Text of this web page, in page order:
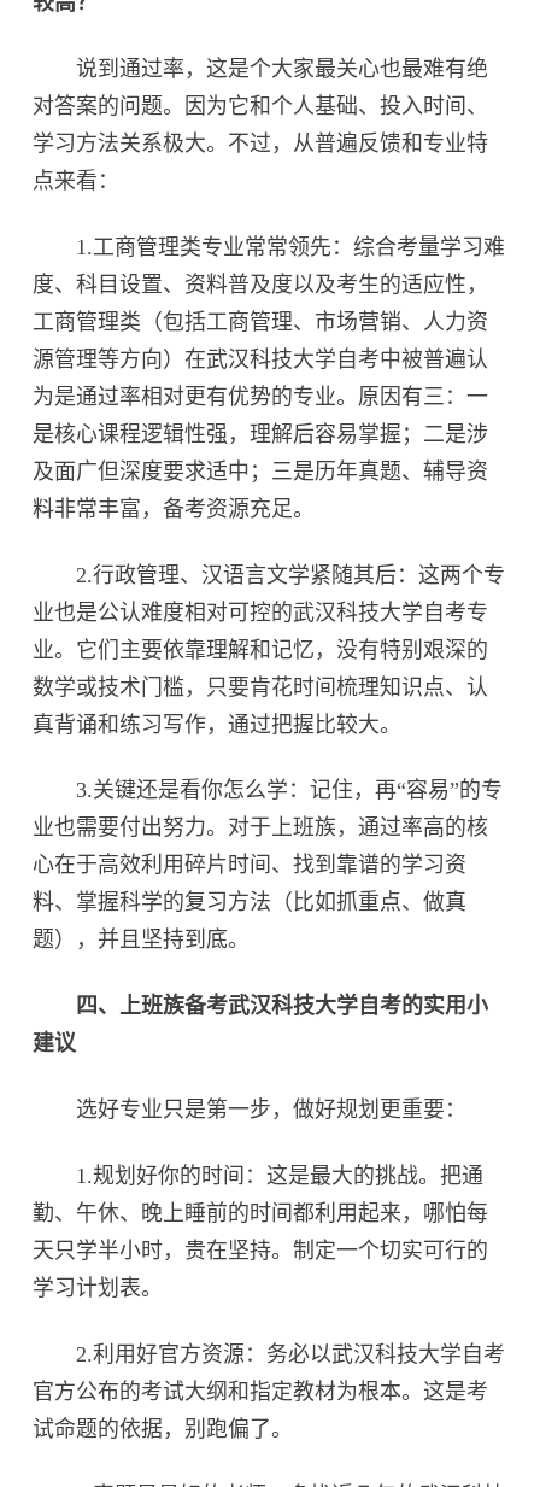
说到通过率，这是个大家最关心也最难有绝
对答案的问题。因为它和个人基础、投入时间、
学习方法关系极大。不过，从普遍反馈和专业特
点来看：
1.工商管理类专业常常领先：综合考量学习难
度、科目设置、资料普及度以及考生的适应性，
工商管理类（包括工商管理、市场营销、人力资
源管理等方向）在武汉科技大学自考中被普遍认
为是通过率相对更有优势的专业。原因有三：一
是核心课程逻辑性强，理解后容易掌握；二是涉
及面广但深度要求适中；三是历年真题、辅导资
料非常丰富，备考资源充足。
2.行政管理、汉语言文学紧随其后：这两个专
业也是公认难度相对可控的武汉科技大学自考专
业。它们主要依靠理解和记忆，没有特别艰深的
数学或技术门槛，只要肯花时间梳理知识点、认
真背诵和练习写作，通过把握比较大。
3.关键还是看你怎么学：记住，再“容易”的专
业也需要付出努力。对于上班族，通过率高的核
心在于高效利用碎片时间、找到靠谱的学习资
料、掌握科学的复习方法（比如抓重点、做真
题），并且坚持到底。
四、上班族备考武汉科技大学自考的实用小
建议
选好专业只是第一步，做好规划更重要：
1.规划好你的时间：这是最大的挑战。把通
勤、午休、晚上睡前的时间都利用起来，哪怕每
天只学半小时，贵在坚持。制定一个切实可行的
学习计划表。
2.利用好官方资源：务必以武汉科技大学自考
官方公布的考试大纲和指定教材为根本。这是考
试命题的依据，别跑偏了。